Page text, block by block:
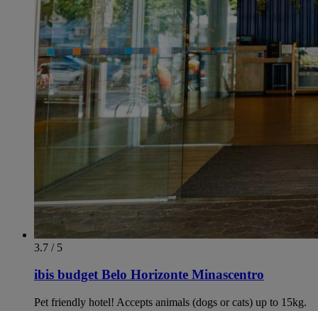
3.7 / 5
ibis budget Belo Horizonte Minascentro
Pet friendly hotel! Accepts animals (dogs or cats) up to 15kg.